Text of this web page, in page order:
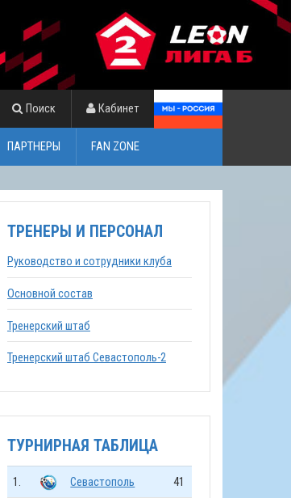
Поиск Кабинет
ПАРТНЕРЫ FAN ZONE
ТРЕНЕРЫ И ПЕРСОНАЛ
Руководство и сотрудники клуба
Основной состав
Тренерский штаб
Тренерский штаб Севастополь-2
ТУРНИРНАЯ ТАБЛИЦА
1. Севастополь 41